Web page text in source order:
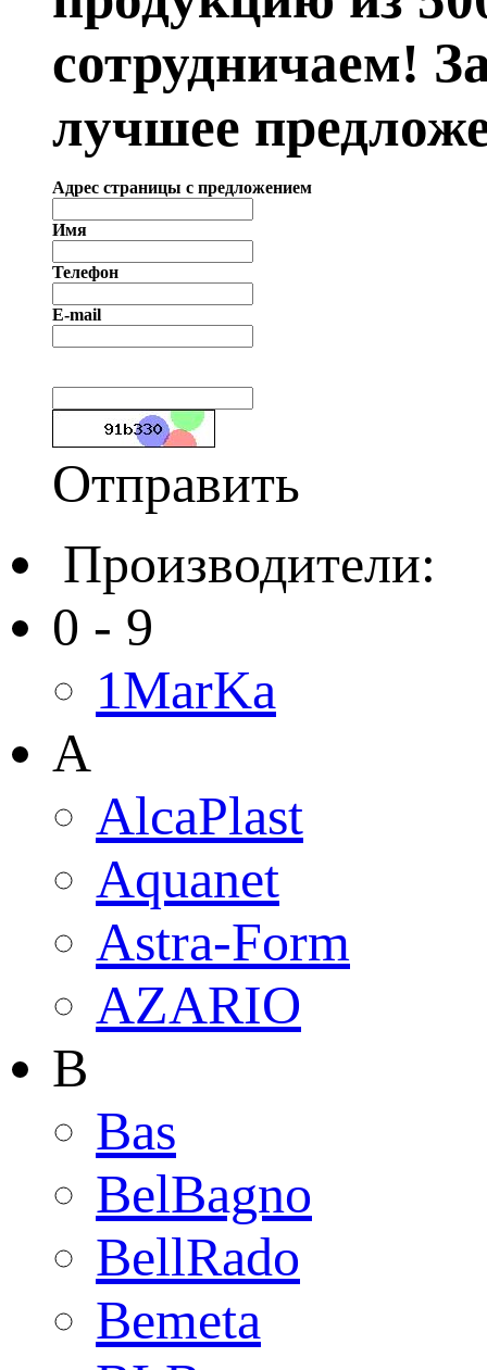
сотрудничаем!
лучшее
Адрес страницы с предложением
Имя
Телефон
E-mail
Отправить
Производители:
0 - 9
1MarKa
A
AlcaPlast
Aquanet
Astra-Form
AZARIO
B
Bas
BelBagno
BellRado
Bemeta